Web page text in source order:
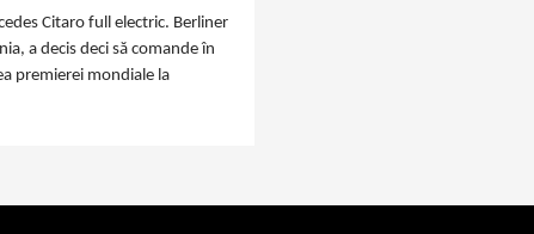
Citaro full electric. Berliner
a decis deci să comande în
premierei mondiale la